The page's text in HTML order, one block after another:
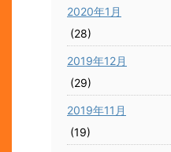
2020年1月
(28)
2019年12月
(29)
2019年11月
(19)